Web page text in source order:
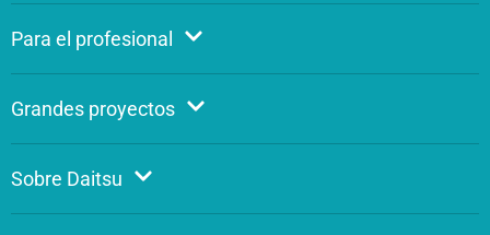
Para el profesional
Grandes proyectos
Sobre Daitsu